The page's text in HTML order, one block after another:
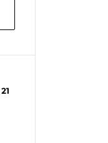
21